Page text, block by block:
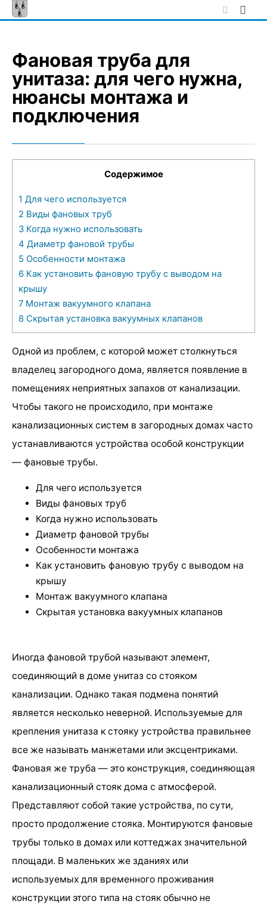
Skip
to
Фановая труба для
унитаза: для чего нужна,
нюансы монтажа и
подключения
Содержимое
1 Для чего используется
2 Виды фановых труб
3 Когда нужно использовать
4 Диаметр фановой трубы
5 Особенности монтажа
6 Как установить фановую трубу с выводом на
крышу
7 Монтаж вакуумного клапана
8 Скрытая установка вакуумных клапанов
Одной из проблем, с которой может столкнуться
владелец загородного дома, является появление в
помещениях неприятных запахов от канализации.
Чтобы такого не происходило, при монтаже
канализационных систем в загородных домах часто
устанавливаются устройства особой конструкции
— фановые трубы.
Для чего используется
Виды фановых труб
Когда нужно использовать
Диаметр фановой трубы
Особенности монтажа
Как установить фановую трубу с выводом на
крышу
Монтаж вакуумного клапана
Скрытая установка вакуумных клапанов
Иногда фановой трубой называют элемент,
соединяющий в доме унитаз со стояком
канализации. Однако такая подмена понятий
является несколько неверной. Используемые для
крепления унитаза к стояку устройства правильнее
все же называть манжетами или эксцентриками.
Фановая же труба — это конструкция, соединяющая
канализационный стояк дома с атмосферой.
Представляют собой такие устройства, по сути,
просто продолжение стояка. Монтируются фановые
трубы только в домах или коттеджах значительной
площади. В маленьких же зданиях или
используемых для временного проживания
конструкции этого типа на стояк обычно не